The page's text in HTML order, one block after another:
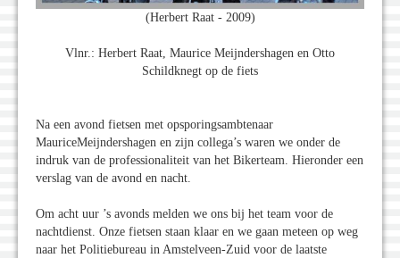
(Herbert Raat - 2009)
Vlnr.: Herbert Raat, Maurice Meijndershagen en Otto
Schildknegt op de fiets
Na een avond fietsen met opsporingsambtenaar
MauriceMeijndershagen en zijn collega’s waren we onder de
indruk van de professionaliteit van het Bikerteam. Hieronder een
verslag van de avond en nacht.
Om acht uur ’s avonds melden we ons bij het team voor de
nachtdienst. Onze fietsen staan klaar en we gaan meteen op weg
naar het Politiebureau in Amstelveen-Zuid voor de laatste